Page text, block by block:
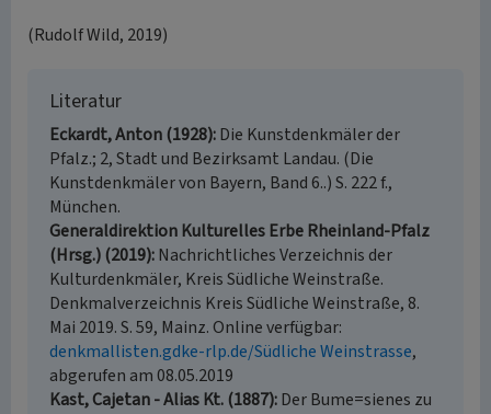
(Rudolf Wild, 2019)
Literatur
Eckardt, Anton (1928) Die Kunstdenkmäler der
Pfalz.; 2, Stadt und Bezirksamt Landau. (Die
Kunstdenkmäler von Bayern, Band 6..) S. 222 f.,
München.
Generaldirektion Kulturelles Erbe Rheinland-Pfalz
(Hrsg.) (2019) Nachrichtliches Verzeichnis der
Kulturdenkmäler, Kreis Südliche Weinstraße.
Denkmalverzeichnis Kreis Südliche Weinstraße, 8.
Mai 2019. S. 59, Mainz. Online verfügbar:
denkmallisten.gdke-rlp.de/Südliche Weinstrasse,
abgerufen am 08.05.2019
Kast, Cajetan - Alias Kt. (1887) Der Bume=sienes zu